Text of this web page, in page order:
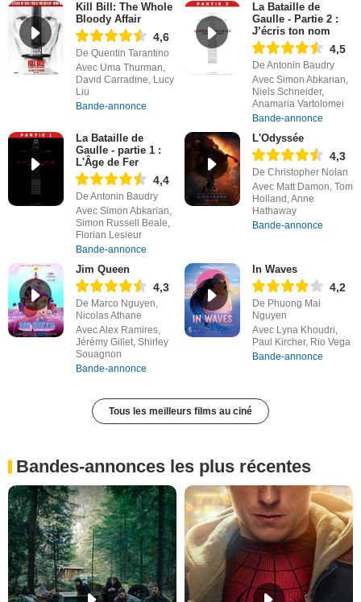
Kill Bill: The Whole
Bloody Affair
4,6
De Quentin Tarantino
Avec Uma Thurman,
David Carradine, Lucy
Liu
Bande-annonce
La Bataille de
Gaulle - Partie 2 :
J’écris ton nom
4,5
De Antonin Baudry
Avec Simon Abkarian,
Niels Schneider,
Anamaria Vartolomei
Bande-annonce
La Bataille de
Gaulle - partie 1 :
L'Âge de Fer
4,4
De Antonin Baudry
Avec Simon Abkarian,
Simon Russell Beale,
Florian Lesieur
Bande-annonce
L'Odyssée
4,3
De Christopher Nolan
Avec Matt Damon, Tom
Holland, Anne
Hathaway
Bande-annonce
Jim Queen
4,3
De Marco Nguyen,
Nicolas Athane
Avec Alex Ramires,
Jérémy Gillet, Shirley
Souagnon
Bande-annonce
In Waves
4,2
De Phuong Mai
Nguyen
Avec Lyna Khoudri,
Paul Kircher, Rio Vega
Bande-annonce
Tous les meilleurs films au ciné
Bandes-annonces les plus récentes